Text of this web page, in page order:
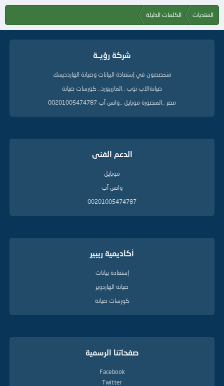
المنتديات الكلمات الدليلة
شركة رؤيــة
متخصصون في إستعادة البيانات وصيانة الهاردديسك
صيانةالاب توب ..المازربورد.. كورسات صيانة
مصر ..المنصورة موبايل ..واتس آب 00201005474787
الدعم الفنى
موبايل
واتس آب
00201005474787
أكاديمية ريبير
إستعادة بيانات
صيانة الهاردوير
كورسات صيانة
صفحاتنا الرسمية
Facebook
Twitter